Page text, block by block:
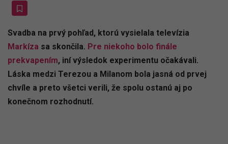
Svadba na prvý pohľad, ktorú vysielala televízia
Markíza sa skončila. Pre niekoho bolo finále
prekvapením, iní výsledok experimentu očakávali.
Láska medzi Terezou a Milanom bola jasná od prvej
chvíle a preto všetci verili, že spolu ostanú aj po
konečnom rozhodnutí.